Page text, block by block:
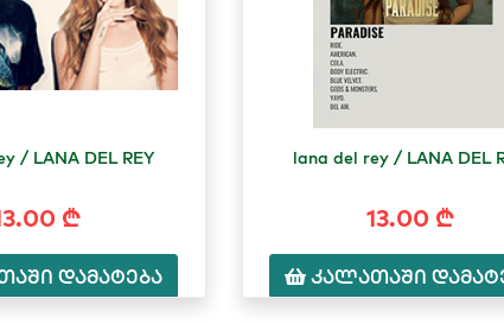
/ LANA DEL REY
₾
დამატება
lana del rey / LANA DEL
13.00 ₾
კალათაში